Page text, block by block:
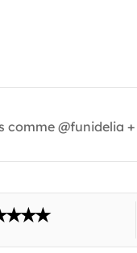
comme @funidelia +